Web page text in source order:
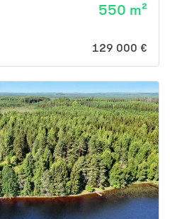
550 m²
129 000 €